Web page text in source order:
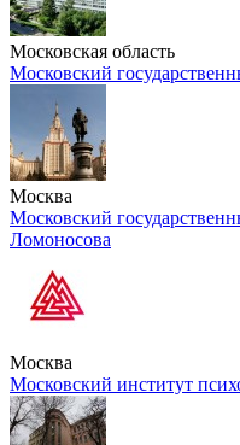
Московская область
Московский
Москва
Московский
Ломоносова
Москва
Московский институт